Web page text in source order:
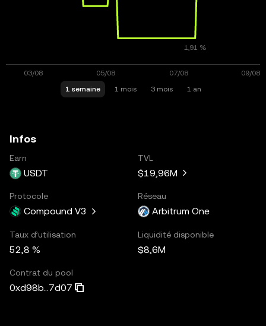
1 semaine 1 mois 3 mois 1 an
Infos
Earn
USDT
TVL
$19,96M
Protocole
Compound V3
Réseau
Arbitrum One
Taux d’utilisation
52,8 %
Liquidité disponible
$8,6M
Contrat du pool
0xd98b...7d07